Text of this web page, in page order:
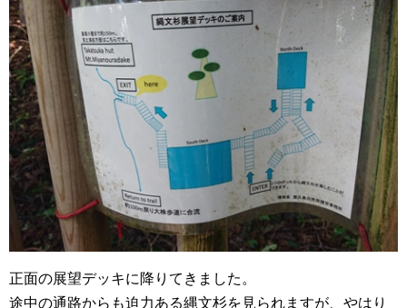
正面の展望デッキに降りてきました。
途中の通路からも迫力ある縄文杉を見られますが、やはり